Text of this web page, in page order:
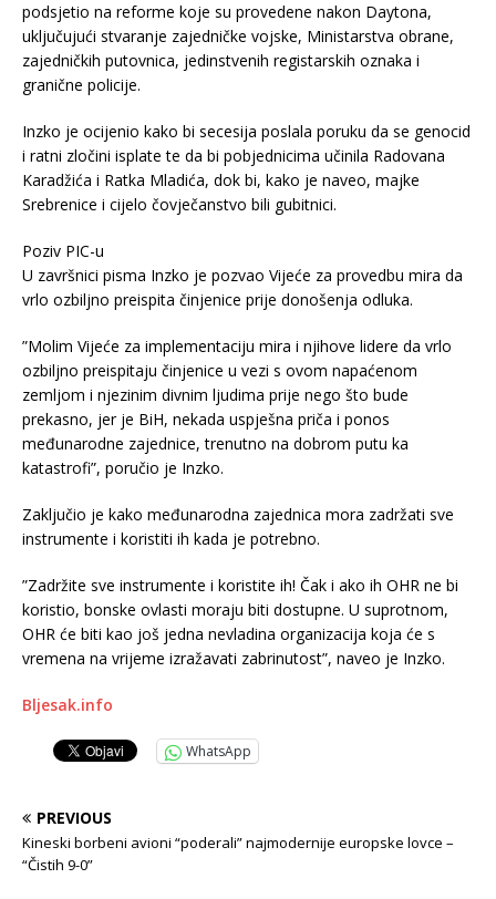
podsjetio na reforme koje su provedene nakon Daytona,
uključujući stvaranje zajedničke vojske, Ministarstva obrane,
zajedničkih putovnica, jedinstvenih registarskih oznaka i
granične policije.
Inzko je ocijenio kako bi secesija poslala poruku da se genocid
i ratni zločini isplate te da bi pobjednicima učinila Radovana
Karadžića i Ratka Mladića, dok bi, kako je naveo, majke
Srebrenice i cijelo čovječanstvo bili gubitnici.
Poziv PIC-u
U završnici pisma Inzko je pozvao Vijeće za provedbu mira da
vrlo ozbiljno preispita činjenice prije donošenja odluka.
”Molim Vijeće za implementaciju mira i njihove lidere da vrlo
ozbiljno preispitaju činjenice u vezi s ovom napaćenom
zemljom i njezinim divnim ljudima prije nego što bude
prekasno, jer je BiH, nekada uspješna priča i ponos
međunarodne zajednice, trenutno na dobrom putu ka
katastrofi”, poručio je Inzko.
Zaključio je kako međunarodna zajednica mora zadržati sve
instrumente i koristiti ih kada je potrebno.
”Zadržite sve instrumente i koristite ih! Čak i ako ih OHR ne bi
koristio, bonske ovlasti moraju biti dostupne. U suprotnom,
OHR će biti kao još jedna nevladina organizacija koja će s
vremena na vrijeme izražavati zabrinutost”, naveo je Inzko.
Bljesak.info
WhatsApp
PREVIOUS
Kineski borbeni avioni “poderali” najmodernije europske lovce –
“Čistih 9-0”